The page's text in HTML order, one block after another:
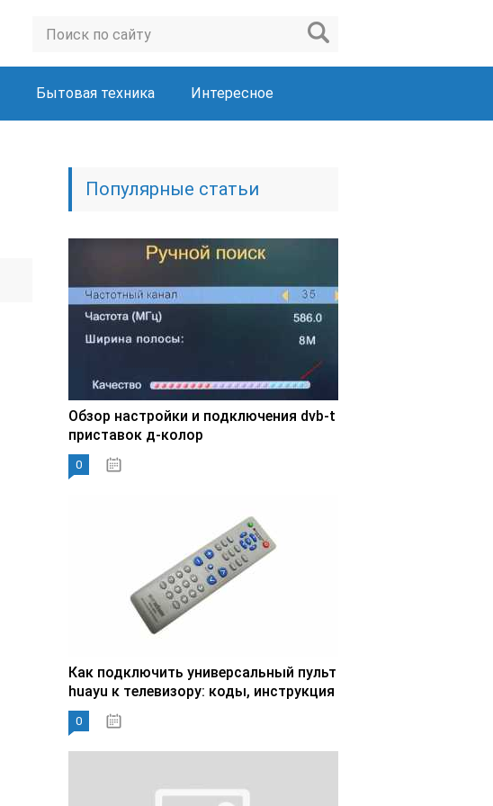
Бытовая техника Интересное
Популярные статьи
Обзор настройки и подключения dvb-t
приставок д-колор
0
Как подключить универсальный пульт
huayu к телевизору: коды, инструкция
0